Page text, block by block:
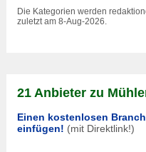
Die Kategorien werden
zuletzt am 8-Aug-2026.
21 Anbieter zu
Einen kostenlosen
einfügen! (mit Direktlink!)